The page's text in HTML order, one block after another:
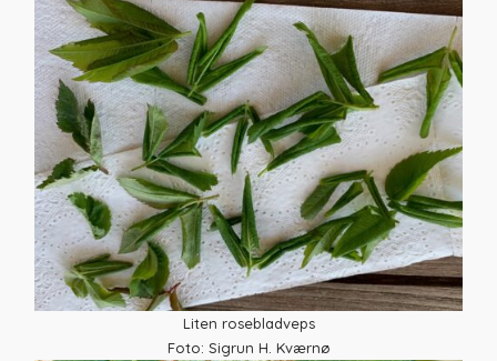
Liten rosebladveps
Foto: Sigrun H. Kværnø